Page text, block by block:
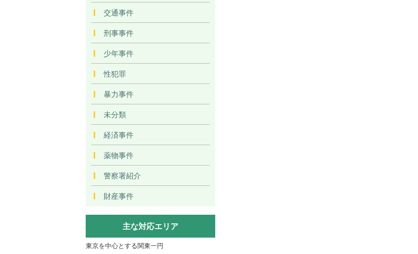
交通事件
刑事事件
少年事件
性犯罪
暴力事件
未分類
経済事件
薬物事件
警察署紹介
財産事件
主な対応エリア
東京を中心とする関東一円